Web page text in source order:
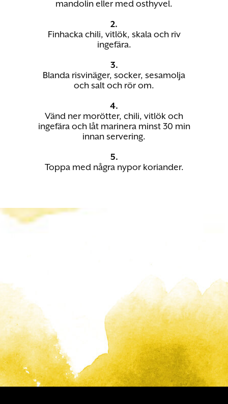
mandolin eller med osthyvel.
2.
Finhacka chili, vitlök, skala och riv
ingefära.
3.
Blanda risvinäger, socker, sesamolja
och salt och rör om.
4.
Vänd ner morötter, chili, vitlök och
ingefära och låt marinera minst 30 min
innan servering.
5.
Toppa med några nypor koriander.